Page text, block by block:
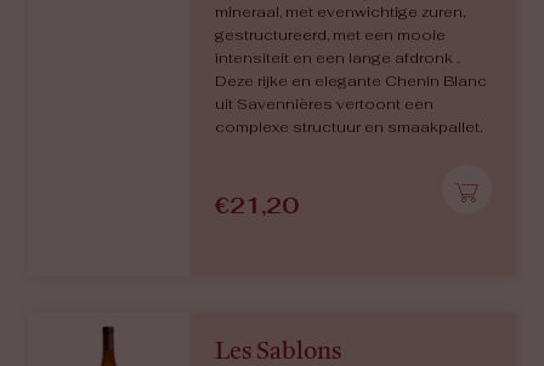
mineraal, met evenwichtige zuren,
gestructureerd, met een mooie
intensiteit en een lange afdronk .
Deze rijke en elegante Chenin Blanc
uit Savennières vertoont een
complexe structuur en smaakpallet.
€21,20
Les Sablons